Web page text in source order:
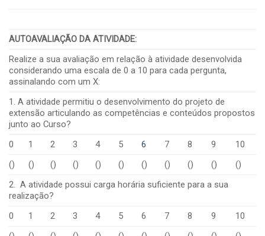
AUTOAVALIAÇÃO DA ATIVIDADE:
Realize a sua avaliação em relação à atividade desenvolvida
considerando uma escala de 0 a 10 para cada pergunta,
assinalando com um X:
1. A atividade permitiu o desenvolvimento do projeto de
extensão articulando as competências e conteúdos propostos
junto ao Curso?
0
1 2 3 4 5 6 7 8 9
10
()
() () () () () () () () ()
()
2. A atividade possui carga horária suficiente para a sua
realização?
0
1 2 3 4 5 6 7 8 9
10